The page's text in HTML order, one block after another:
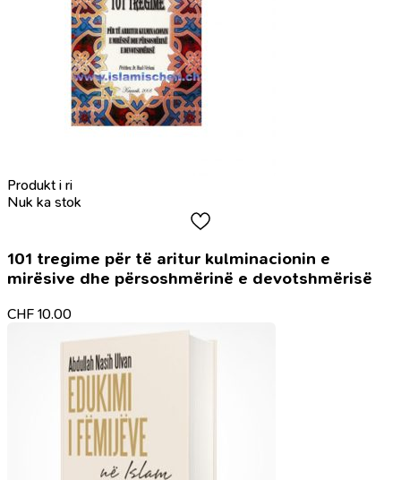
Produkt i ri
Nuk ka stok
101 tregime për të aritur kulminacionin e
mirësive dhe përsoshmërinë e devotshmërisë
CHF 10.00